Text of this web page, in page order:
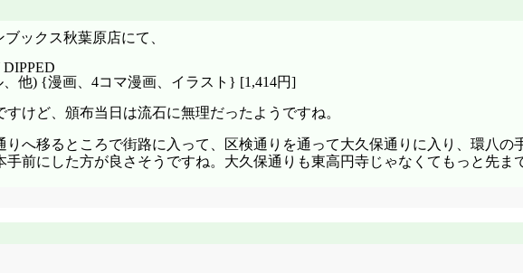
ックス秋葉原店にて、
他) {漫画、4コマ漫画、イラスト} [1,414円]
けど、頒布当日は流石に無理だったようですね。
へ移るところで街路に入って、区検通りを通って大久保通りに入り、環八
前にした方が良さそうですね。大久保通りも東高円寺じゃなくてもっと先ま